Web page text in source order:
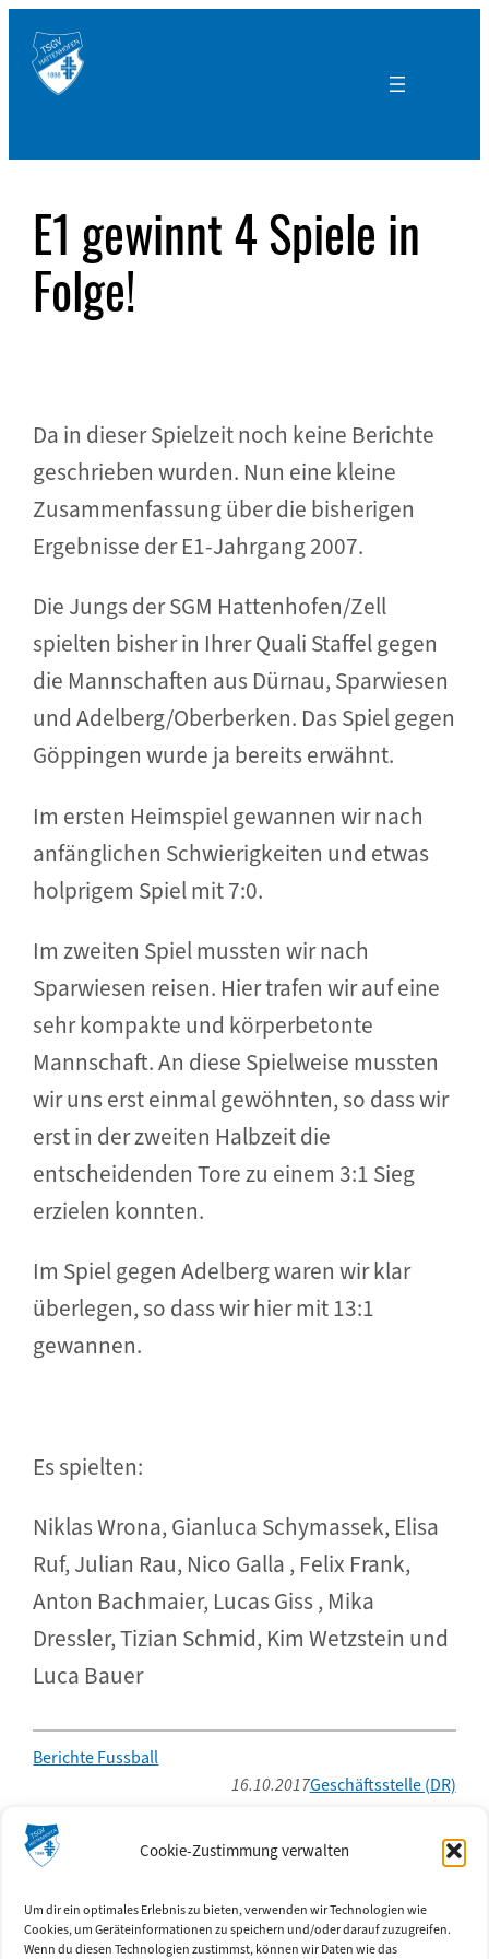
Cookie-Zustimmung verwalten
Um dir ein optimales Erlebnis zu bieten, verwenden wir Technologien wie
Cookies, um Geräteinformationen zu speichern und/oder darauf zuzugreifen.
Wenn du diesen Technologien zustimmst, können wir Daten wie das
Zum
Inhalt
springen
E1 gewinnt 4 Spiele in
Folge!
Da in dieser Spielzeit noch keine Berichte
geschrieben wurden. Nun eine kleine
Zusammenfassung über die bisherigen
Ergebnisse der E1-Jahrgang 2007.
Die Jungs der SGM Hattenhofen/Zell
spielten bisher in Ihrer Quali Staffel gegen
die Mannschaften aus Dürnau, Sparwiesen
und Adelberg/Oberberken. Das Spiel gegen
Göppingen wurde ja bereits erwähnt.
Im ersten Heimspiel gewannen wir nach
anfänglichen Schwierigkeiten und etwas
holprigem Spiel mit 7:0.
Im zweiten Spiel mussten wir nach
Sparwiesen reisen. Hier trafen wir auf eine
sehr kompakte und körperbetonte
Mannschaft. An diese Spielweise mussten
wir uns erst einmal gewöhnten, so dass wir
erst in der zweiten Halbzeit die
entscheidenden Tore zu einem 3:1 Sieg
erzielen konnten.
Im Spiel gegen Adelberg waren wir klar
überlegen, so dass wir hier mit 13:1
gewannen.
Es spielten:
Niklas Wrona, Gianluca Schymassek, Elisa
Ruf, Julian Rau, Nico Galla , Felix Frank,
Anton Bachmaier, Lucas Giss , Mika
Dressler, Tizian Schmid, Kim Wetzstein und
Luca Bauer
Berichte Fussball
16.10.2017Geschäftsstelle (DR)
Kontakt
TSGV Hattenhofen e.V.
Ringstr. 3
73110 Hattenhofen